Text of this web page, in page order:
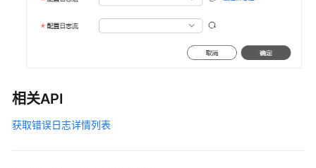
例
例
相关API
获取错误日志详情列表